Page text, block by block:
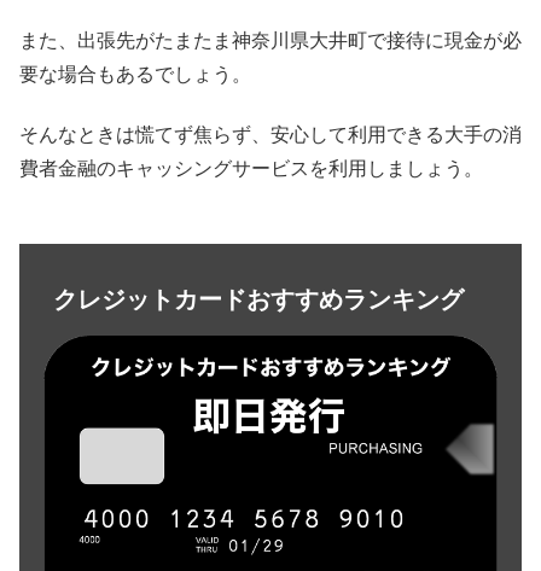
また、出張先がたまたま神奈川県大井町で接待に現金が必
要な場合もあるでしょう。
そんなときは慌てず焦らず、安心して利用できる大手の消
費者金融のキャッシングサービスを利用しましょう。
クレジットカードおすすめランキング